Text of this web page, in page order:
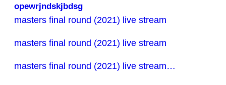
opewrjndskjbdsg
masters final round (2021) live stream
masters final round (2021) live stream
masters final round (2021) live stream…